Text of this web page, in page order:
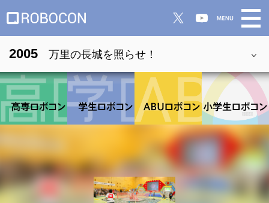
2005 万里の長城を照らせ！